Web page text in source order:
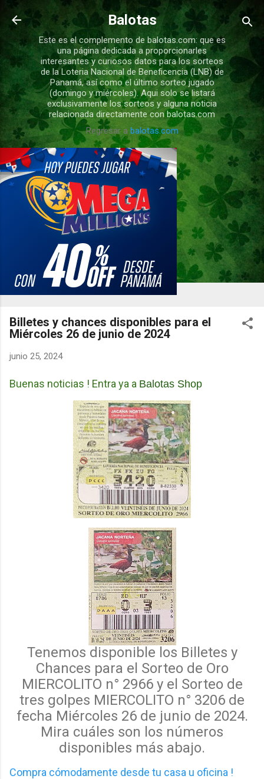
Ir al contenido principal
Balotas
Este es el complemento de balotas.com: que es
una página dedicada a proporcionarles
interesantes y curiosos datos para los sorteos
de la Loteria Nacional de Beneficencia (LNB) de
Panamá, así como el último sorteo jugado
(domingo y miércoles). Aqui solo se listará
exclusivamente los sorteos y alguna noticia
relacionada directamente con balotas.com
Regresar a balotas.com
Billetes y chances disponibles para el
Miércoles 26 de junio de 2024
junio 25, 2024
Buenas noticias ! Entra ya a Balotas Shop
Tenemos disponible los Billetes y
Chances para el Sorteo de Oro
MIERCOLITO n° 2966 y el Sorteo de
tres golpes MIERCOLITO n° 3206 de
fecha Miércoles 26 de junio de 2024.
Mira cuáles son los números
disponibles más abajo.
Compra cómodamente desde tu casa u oficina !